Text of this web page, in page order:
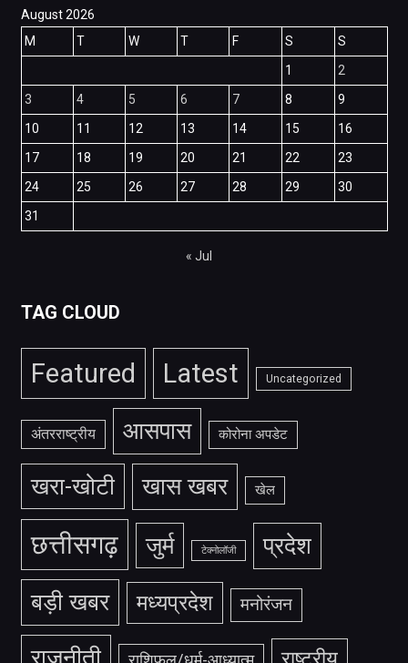
August 2026
M
T W T F S
S
1
2
3
4 5 6 7 8
9
10
11 12 13 14 15
16
17
18 19 20 21 22
23
24
25 26 27 28 29
30
31
« Jul
TAG CLOUD
Featured Latest Uncategorized
अंतरराष्ट्रीय आसपास कोरोना अपडेट
खरा-खोटी खास खबर खेल
छत्तीसगढ़ जुर्म टेक्नोलॉजी प्रदेश
बड़ी खबर मध्यप्रदेश मनोरंजन